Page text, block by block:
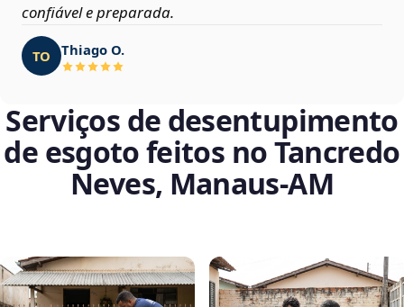
confiável e preparada.
TO Thiago O.
Serviços de desentupimento
de esgoto feitos no Tancredo
Neves, Manaus‑AM